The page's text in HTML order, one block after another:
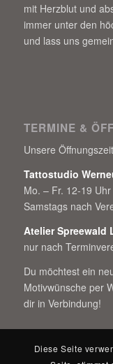
mit Herzblut und
immer unter den
und lass uns
TERMINE &
Unsere
Tattostudio
Mo. – Fr. 12-19 Uhr
Samstags nach
Atelier Spreewald
nur nach
Du möchtest ein
Motivwünsche per
dir in Verbindung!
Diese Seite